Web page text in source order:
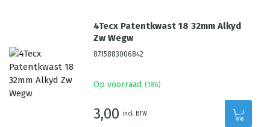
4Tecx Patentkwast 18 32mm Alkyd
Zw Wegw
8715883006842
Op voorraad (186)
3,00 incl. BTW